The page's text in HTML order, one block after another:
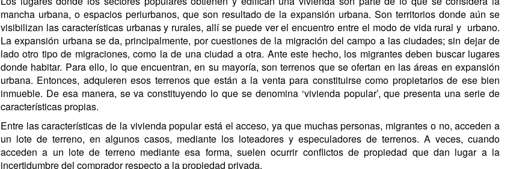
mancha urbana, o espacios periurbanos, que son resultado de la expansión urbana. Son territorios donde aún se
visibilizan las características urbanas y rurales, allí se puede ver el encuentro entre el modo de vida rural y urbano.
La expansión urbana se da, principalmente, por cuestiones de la migración del campo a las ciudades; sin dejar de
lado otro tipo de migraciones, como la de una ciudad a otra. Ante este hecho, los migrantes deben buscar lugares
donde habitar. Para ello, lo que encuentran, en su mayoría, son terrenos que se ofertan en las áreas en expansión
urbana. Entonces, adquieren esos terrenos que están a la venta para constituirse como propietarios de ese bien
inmueble. De esa manera, se va constituyendo lo que se denomina ‘vivienda popular’, que presenta una serie de
características propias.
Entre las características de la vivienda popular está el acceso, ya que muchas personas, migrantes o no, acceden a
un lote de terreno, en algunos casos, mediante los loteadores y especuladores de terrenos. A veces, cuando
acceden a un lote de terreno mediante esa forma, suelen ocurrir conflictos de propiedad que dan lugar a la
incertidumbre del comprador respecto a la propiedad privada.